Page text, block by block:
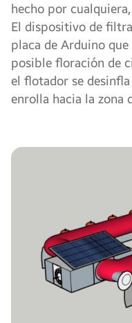
hecho por
El dispositivo de
placa de Arduino
posible floración de
el flotador se
enrolla hacia la zona